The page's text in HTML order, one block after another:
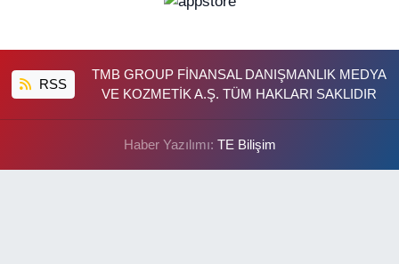
RSS
TMB GROUP FİNANSAL DANIŞMANLIK MEDYA
VE KOZMETİK A.Ş. TÜM HAKLARI SAKLIDIR
Haber Yazılımı: TE Bilişim